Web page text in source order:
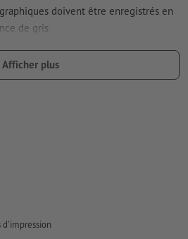
doivent être enregistrés en
de gris
comme des ombres, dégradés, trames,
impression optimale, utilisez des
Arial, Verdana ou Helvetica
bord : 1 mm au minimum
Afficher plus
d'impression